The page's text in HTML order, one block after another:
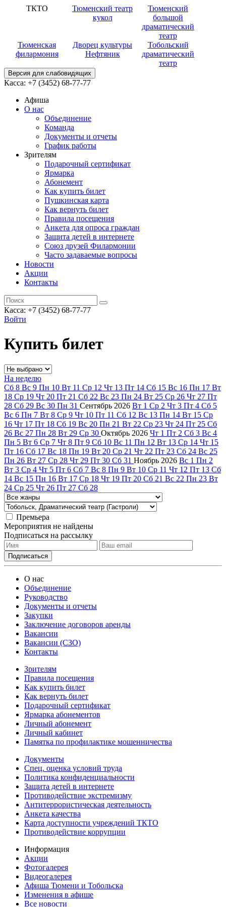
ТКТО
Тюменский театр
кукол
Тюменский
большой
драматический
театр
Тюменская
филармония
Дворец культуры
Нефтяник
Тобольский
драматический
театр
Версия для слабовидящих
Касса: +7 (3452) 68-77-77
Афиша
О нас
Объединение
Команда
Документы и отчеты
График работы
Зрителям
Подарочный сертификат
Ярмарка
Абонемент
Как купить билет
Пушкинская карта
Как вернуть билет
Правила посещения
Анкета для опроса граждан
Защита детей в интернете
Союз друзей Филармонии
Часто задаваемые вопросы
Новости
Акции
Контакты
Касса: +7 (3452) 68-77-77
Войти
Купить билет
На неделю
Сб 8 Вс 9 Пн 10 Вт 11 Ср 12 Чт 13 Пт 14 Сб 15 Вс 16 Пн 17 Вт
18 Ср 19 Чт 20 Пт 21 Сб 22 Вс 23 Пн 24 Вт 25 Ср 26 Чт 27 Пт
28 Сб 29 Вс 30 Пн 31 Сентябрь 2026 Вт 1 Ср 2 Чт 3 Пт 4 Сб 5
Вс 6 Пн 7 Вт 8 Ср 9 Чт 10 Пт 11 Сб 12 Вс 13 Пн 14 Вт 15 Ср
16 Чт 17 Пт 18 Сб 19 Вс 20 Пн 21 Вт 22 Ср 23 Чт 24 Пт 25 Сб
26 Вс 27 Пн 28 Вт 29 Ср 30 Октябрь 2026 Чт 1 Пт 2 Сб 3 Вс 4
Пн 5 Вт 6 Ср 7 Чт 8 Пт 9 Сб 10 Вс 11 Пн 12 Вт 13 Ср 14 Чт 15
Пт 16 Сб 17 Вс 18 Пн 19 Вт 20 Ср 21 Чт 22 Пт 23 Сб 24 Вс 25
Пн 26 Вт 27 Ср 28 Чт 29 Пт 30 Сб 31 Ноябрь 2026 Вс 1 Пн 2
Вт 3 Ср 4 Чт 5 Пт 6 Сб 7 Вс 8 Пн 9 Вт 10 Ср 11 Чт 12 Пт 13 Сб
14 Вс 15 Пн 16 Вт 17 Ср 18 Чт 19 Пт 20 Сб 21 Вс 22 Пн 23 Вт
24 Ср 25 Чт 26 Пт 27 Сб 28
Премьера
Мероприятия не найдены
Подписаться на рассылку
О нас
Объединение
Руководство
Документы и отчеты
Закупки
Заключение договоров аренды
Вакансии
Вакансии (СЗО)
Контакты
Зрителям
Правила посещения
Как купить билет
Как вернуть билет
Подарочный сертификат
Ярмарка абонементов
Личный абонемент
Личный кабинет
Памятка по профилактике мошенничества
Документы
Спец. оценка условий труда
Политика конфиденциальности
Защита детей в интернете
Противодействие экстремизму
Антитеррористическая деятельность
Анкета качества
Карта доступности учреждений ТКТО
Противодействие коррупции
Информация
Акции
Фотогалерея
Видеогалерея
Афиша Тюмени и Тобольска
Изменения в афише
Все новости